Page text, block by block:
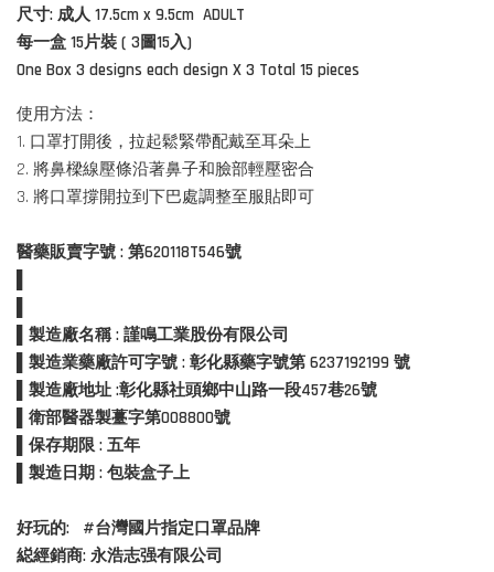
尺寸: 成人 17.5cm x 9.5cm ADULT
每一盒 15片裝 ( 3圖15入)
One Box 3 designs each design X 3 Total 15 pieces
使用方法：
1. 口罩打開後，拉起鬆緊帶配戴至耳朵上
2. 將鼻樑線壓條沿著鼻子和臉部輕壓密合
3. 將口罩撐開拉到下巴處調整至服貼即可
醫藥販賣字號 : 第620118T546號
▌製造廠名稱 : 謹鳴工業股份有限公司
▌製造業藥廠許可字號 : 彰化縣藥字號第 6237192199 號
▌製造廠地址 :彰化縣社頭鄉中山路一段457巷26號
▌衛部醫器製薹字第008800號
▌保存期限 : 五年
▌製造日期 : 包裝盒子上
好玩的: #台灣國片指定口罩品牌
縂經銷商: 永浩志强有限公司